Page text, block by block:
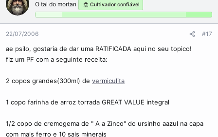
O tal do mortan Cultivador confiável
22/07/2006 #17
ae psilo, gostaria de dar uma RATIFICADA aqui no seu topico!
fiz um PF com a seguinte receita:
2 copos grandes(300ml) de vermiculita
1 copo farinha de arroz torrada GREAT VALUE integral
1/2 copo de cremogema de " A a Zinco" do ursinho aazul na capa
com mais ferro e 10 sais minerais